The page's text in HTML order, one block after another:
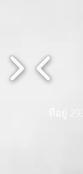
ที่อยู่